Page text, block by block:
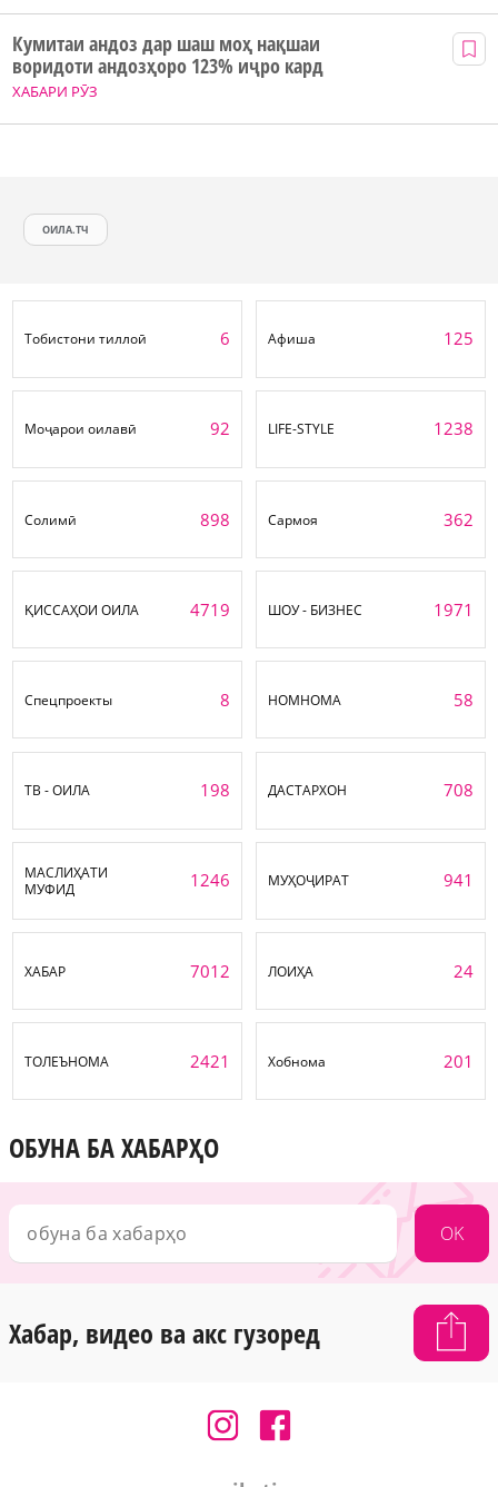
ХАБАРИ РӮЗ
Кумитаи андоз дар шаш моҳ нақшаи
воридоти андозҳоро 123% иҷро кард
ОИЛА.ТЧ
Тобистони тиллоӣ 6 Афиша 125
Моҷарои оилавӣ 92 LIFE-STYLE 1238
Солимӣ 898 Сармоя 362
ҚИССАҲОИ ОИЛА 4719 ШОУ - БИЗНЕС 1971
Спецпроекты 8 НОМНОМА 58
ТВ - ОИЛА 198 ДАСТАРХОН 708
МАСЛИҲАТИ
МУФИД
1246 МУҲОҶИРАТ 941
ХАБАР 7012 ЛОИҲА 24
ТОЛЕЪНОМА 2421 Хобнома 201
ОБУНА БА ХАБАРҲО
OK
Хабар, видео ва акс гузоред